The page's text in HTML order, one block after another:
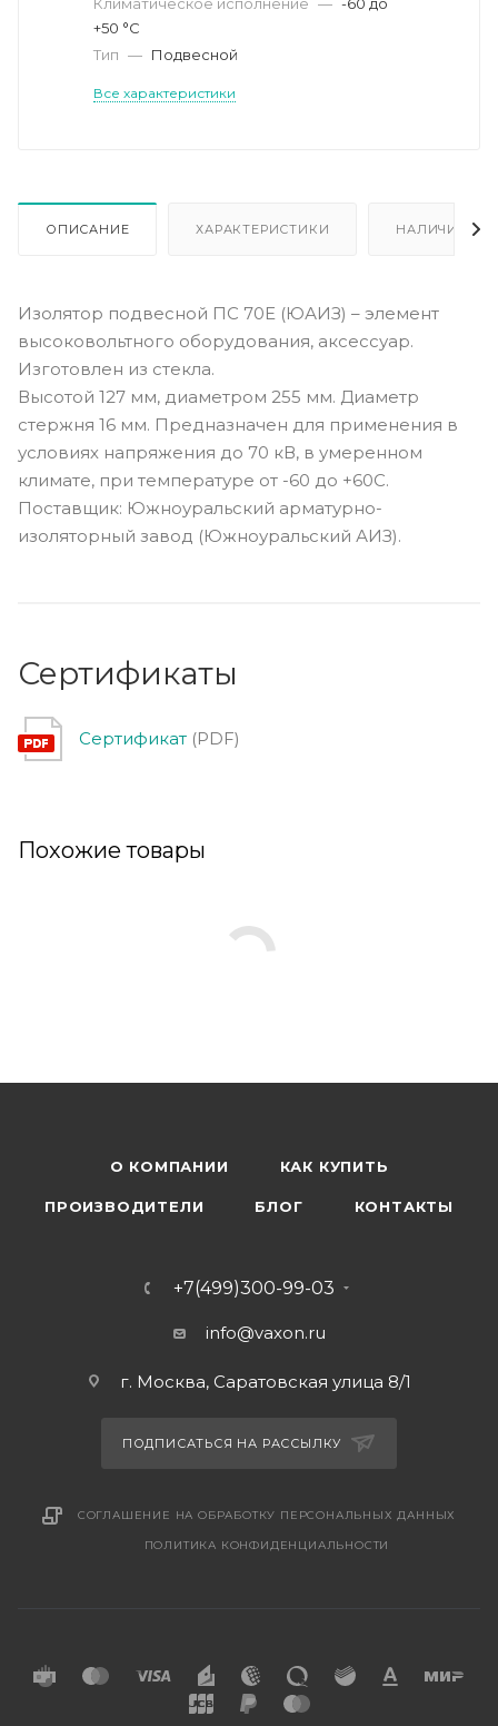
+50 °С
Тип — Подвесной
Все характеристики
ОПИСАНИЕ ХАРАКТЕРИСТИКИ НАЛИЧИЕ
Изолятор подвесной ПС 70Е (ЮАИЗ) – элемент
высоковольтного оборудования, аксессуар.
Изготовлен из стекла.
Высотой 127 мм, диаметром 255 мм. Диаметр
стержня 16 мм. Предназначен для применения в
условиях напряжения до 70 кВ, в умеренном
климате, при температуре от -60 до +60С.
Поставщик: Южноуральский арматурно-
изоляторный завод (Южноуральский АИЗ).
Сертификаты
Сертификат (PDF)
Похожие товары
О КОМПАНИИ КАК КУПИТЬ
ПРОИЗВОДИТЕЛИ БЛОГ КОНТАКТЫ
+7(499)300-99-03
info@vaxon.ru
г. Москва, Саратовская улица 8/1
ПОДПИСАТЬСЯ НА РАССЫЛКУ
СОГЛАШЕНИЕ НА ОБРАБОТКУ ПЕРСОНАЛЬНЫХ ДАННЫХ
ПОЛИТИКА КОНФИДЕНЦИАЛЬНОСТИ